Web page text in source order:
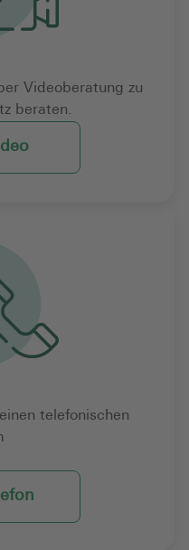
Videoberatung zu
beraten.
telefonischen